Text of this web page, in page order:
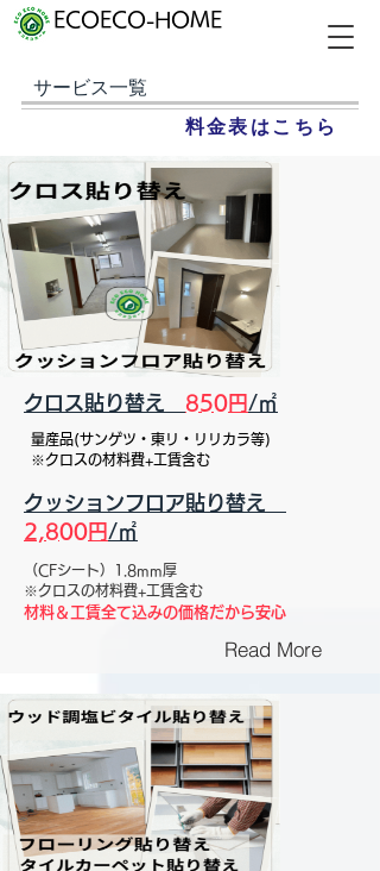
ECOECO-HOME
サービス一覧
料金表はこちら
クロス貼り替え 850円 /㎡
量産品(サンゲツ・東リ・リリカラ等)
※クロスの材料費+工賃含む
クッションフロア貼り替え
2,800円 /㎡
（CFシート）1.8mm厚
※クロスの材料費+工賃含む
材料＆工賃全て込みの価格だから安心
Read More